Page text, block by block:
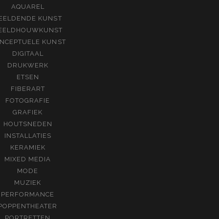
AQUAREL
KUNST
KUNST
DIGITAAL
DRUKWERK
ETSEN
FIBERART
FOTOGRAFIE
GRAFIEK
HOUTSNEDEN
INSTALLATIES
KERAMIEK
MIXED MEDIA
MODE
MUZIEK
PERFORMANCE